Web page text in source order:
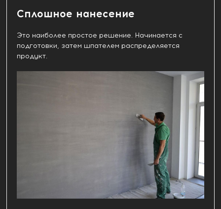
Сплошное нанесение
Это наиболее простое решение. Начинается с
подготовки, затем шпателем распределяется
продукт.